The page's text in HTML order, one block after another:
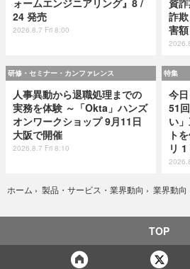
ォームエンジニアリング』8 /
24 発売
2026.8.7 Fri 8:00
資
詐
害額
研修・セミナー・カンファレンス
人事異動から退職処理までの
実務を体験 ～「Okta」ハンズ
オンワークショップ 9月11日
大阪で開催
2026.8.7 Fri 8:10
特集
今
51
い
ト
リ
ホーム › 製品・サービス・業界動向 › 業界動向
TOP